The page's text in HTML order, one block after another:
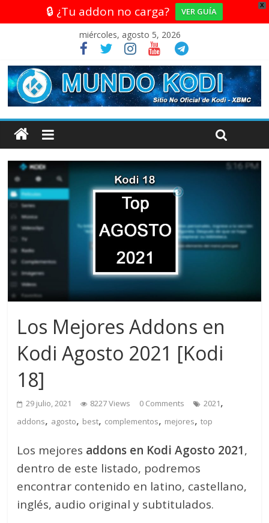
X
🔒 ¿Tu addon no carga? VER GUÍA
miércoles, agosto 5, 2026
Los Mejores Addons en
Kodi Agosto 2021 [Kodi
18]
29 julio, 2021 8227 Views 0 Comments 2021,
addons, agosto, best, complementos, mejores,top
Los mejores addons en Kodi Agosto 2021,
dentro de este listado, podremos
encontrar contenido en latino, castellano,
inglés, audio original y subtitulados.